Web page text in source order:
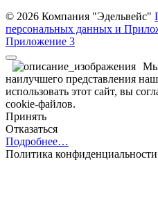
© 2026 Компания "Эдельвейс"
персональных данных и
Приложение 3
Мы
наилучшего представления
использовать этот сайт, вы
cookie-файлов.
Принять
Отказаться
Подробнее…
Политика конфиденциальности